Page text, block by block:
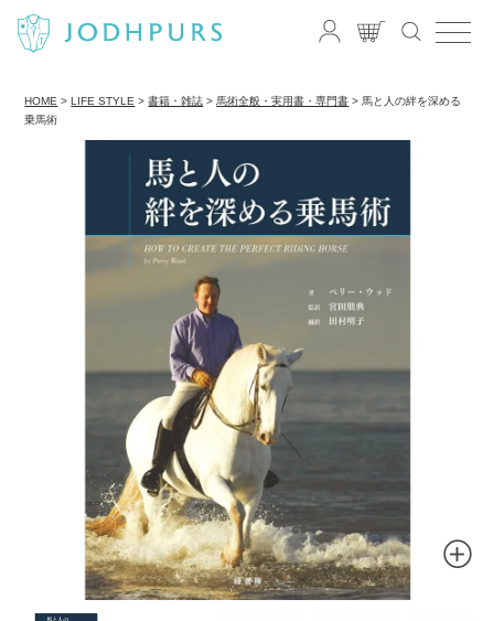
HOME LIFE STYLE 書籍・雑誌 馬術全般・実用書・専門書
馬と人の絆を深める
乗馬術